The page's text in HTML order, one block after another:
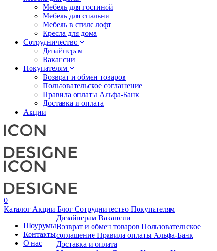
Мебель для гостиной
Мебель для спальни
Мебель в стиле лофт
Кресла для дома
Сотрудничество
Дизайнерам
Вакансии
Покупателям
Возврат и обмен товаров
Пользовательское соглашение
Правила оплаты Альфа-Банк
Доставка и оплата
Акции
0
Каталог Акции Блог Сотрудничество Покупателям
Шоурумы
Контакты
О нас
Дизайнерам Вакансии
Возврат и обмен товаров Пользовательское
соглашение Правила оплаты Альфа-Банк
Доставка и оплата